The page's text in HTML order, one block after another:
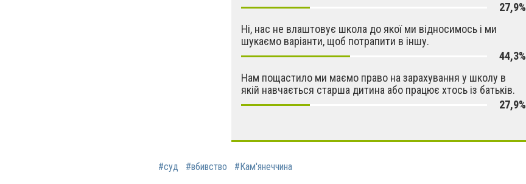
27,9%
Ні, нас не влаштовує школа до якої ми відносимось і ми
шукаємо варіанти, щоб потрапити в іншу.
44,3%
Нам пощастило ми маємо право на зарахування у школу в
якій навчається старша дитина або працює хтось із батьків.
27,9%
#суд #вбивство #Кам'янеччина